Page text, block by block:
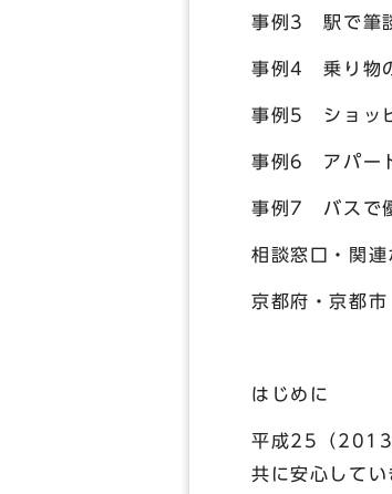
事例3 駅で筆
事例4 乗り物
事例5 ショッ
事例6 アパー
事例7 バスで
相談窓口・関
京都府・京都市
はじめに
平成25（2013
共に安心して